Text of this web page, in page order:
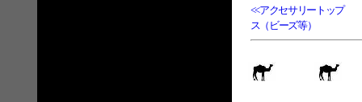
<<アクセサリートップ
ス（ビーズ等）